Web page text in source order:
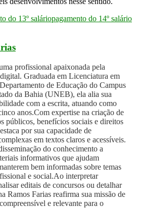
do 13º saláriopagamento do 14º salário
profissional apaixonada pela
Graduada em Licenciatura em
de Educação do Campus
da Bahia (UNEB), ela alia sua
com a escrita, atuando como
anos.Com expertise na criação de
públicos, benefícios sociais e direitos
por sua capacidade de
em textos claros e acessíveis.
do conhecimento a
informativos que ajudam
bem informadas sobre temas
e social.Ao interpretar
editais de concursos ou detalhar
Ramos Farias reafirma sua missão de
e relevante para o